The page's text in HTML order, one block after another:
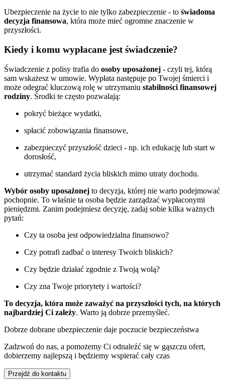
Ubezpieczenie na życie to nie tylko zabezpieczenie - to świadoma
decyzja finansowa, która może mieć ogromne znaczenie w
przyszłości.
Kiedy i komu wypłacane jest świadczenie?
Świadczenie z polisy trafia do osoby uposażonej - czyli tej, którą
sam wskażesz w umowie. Wypłata następuje po Twojej śmierci i
może odegrać kluczową rolę w utrzymaniu stabilności finansowej
rodziny. Środki te często pozwalają:
pokryć bieżące wydatki,
spłacić zobowiązania finansowe,
zabezpieczyć przyszłość dzieci - np. ich edukację lub start w
dorosłość,
utrzymać standard życia bliskich mimo utraty dochodu.
Wybór osoby uposażonej to decyzja, której nie warto podejmować
pochopnie. To właśnie ta osoba będzie zarządzać wypłaconymi
pieniędzmi. Zanim podejmiesz decyzję, zadaj sobie kilka ważnych
pytań:
Czy ta osoba jest odpowiedzialna finansowo?
Czy potrafi zadbać o interesy Twoich bliskich?
Czy będzie działać zgodnie z Twoją wolą?
Czy zna Twoje priorytety i wartości?
To decyzja, która może zaważyć na przyszłości tych, na których
najbardziej Ci zależy. Warto ją dobrze przemyśleć.
Dobrze dobrane ubezpieczenie daje poczucie bezpieczeństwa
Zadzwoń do nas, a pomożemy Ci odnaleźć się w gąszczu ofert,
dobierzemy najlepszą i będziemy wspierać cały czas
Przejdź do kontaktu